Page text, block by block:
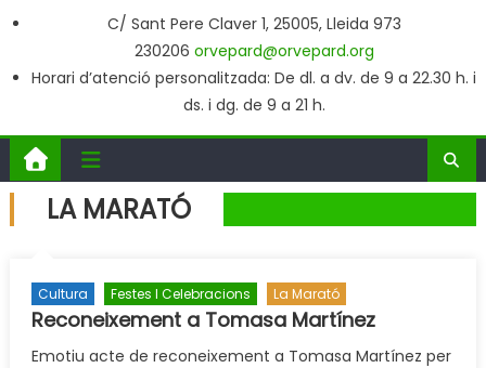
C/ Sant Pere Claver 1, 25005, Lleida 973
230206 orvepard@orvepard.org
Horari d’atenció personalitzada: De dl. a dv. de 9 a 22.30 h. i
ds. i dg. de 9 a 21 h.
LA MARATÓ
Cultura Festes I Celebracions La Marató
Reconeixement a Tomasa Martínez
Emotiu acte de reconeixement a Tomasa Martínez per